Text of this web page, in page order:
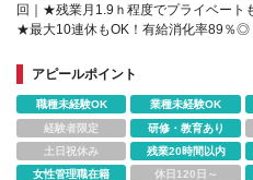
回｜★残業月1.9ｈ程度でプライベート
★最大10連休もOK！有給消化率89％
ありアピールポイント
職種未経験OK 業種未経験OK
経験者限定
研修・教育あり
土日祝休み
残業20時間以内
女性管理職在籍
休日120日～